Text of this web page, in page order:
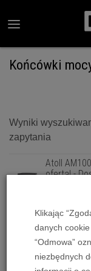
Końcówki
Wyniki
zapytania
Atoll
oferta! -
specjalna
6 790,00 zł
Atoll
specjalna
Klikając
danych
“Odmowa”
niezbędnych